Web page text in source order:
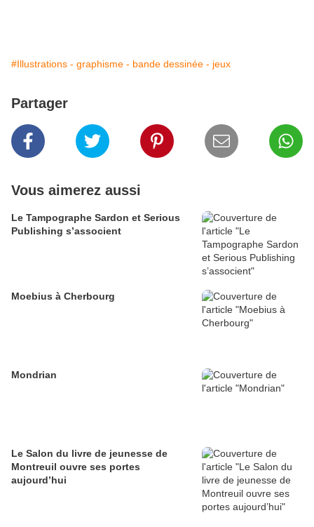
#Illustrations - graphisme - bande dessinée - jeux
Partager
Vous aimerez aussi
Le Tampographe Sardon et Serious
Publishing s’associent
Moebius à Cherbourg
Mondrian
Le Salon du livre de jeunesse de
Montreuil ouvre ses portes
aujourd’hui